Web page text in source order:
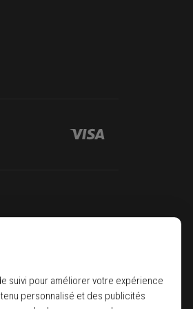
suivi pour améliorer votre expérience
personnalisé et des publicités